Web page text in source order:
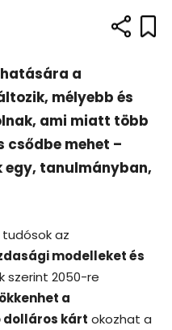
a
mélyebb és
ami miatt több
csődbe mehet –
tanulmányban,
az
modelleket és
szerint 2050-re
a
dolláros kárt okozhat a